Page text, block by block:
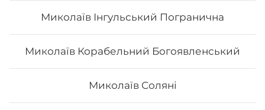
Миколаїв Інгульський Погранична
Миколаїв Корабельний Богоявленський
Миколаїв Соляні
Вага: 1375 г Склад: зелений дракон, золотий дракон,
вогняний дракон, чорний дракон, червоний дракон